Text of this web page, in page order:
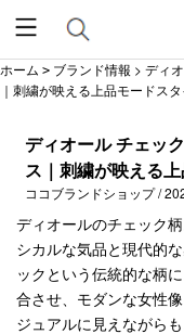
ホーム > ブランド情報 > ディ
｜刺繍が映える上品モードス
ディオール チェッ
ス｜刺繍が映える
ココブランドショップ /
ディオールのチェック
シカルな気品と現代的
ックという伝統的な柄
合させ、モダンな女性
ジュアルに見えながら